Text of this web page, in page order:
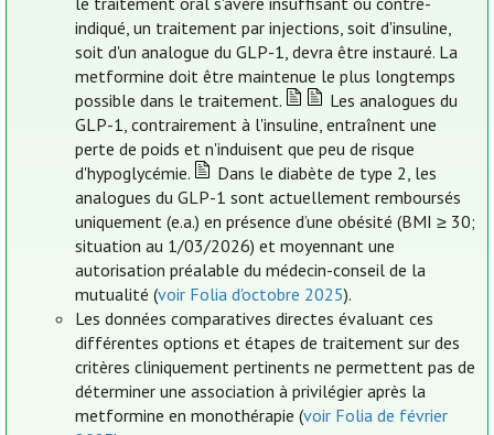
indiqué, un traitement par injections, soit d'insuline,
soit d'un analogue du GLP-1, devra être instauré. La
metformine doit être maintenue le plus longtemps
possible dans le traitement.
Les analogues du
GLP-1, contrairement à l'insuline, entraînent une
perte de poids et n'induisent que peu de risque
d'hypoglycémie.
Dans le diabète de type 2, les
analogues du GLP-1 sont actuellement remboursés
uniquement (e.a.) en présence d’une obésité (BMI ≥ 30;
situation au 1/03/2026) et moyennant une
autorisation préalable du médecin-conseil de la
mutualité (voir Folia d'octobre 2025).
Les données comparatives directes évaluant ces
différentes options et étapes de traitement sur des
critères cliniquement pertinents ne permettent pas de
déterminer une association à privilégier après la
metformine en monothérapie (voir Folia de février